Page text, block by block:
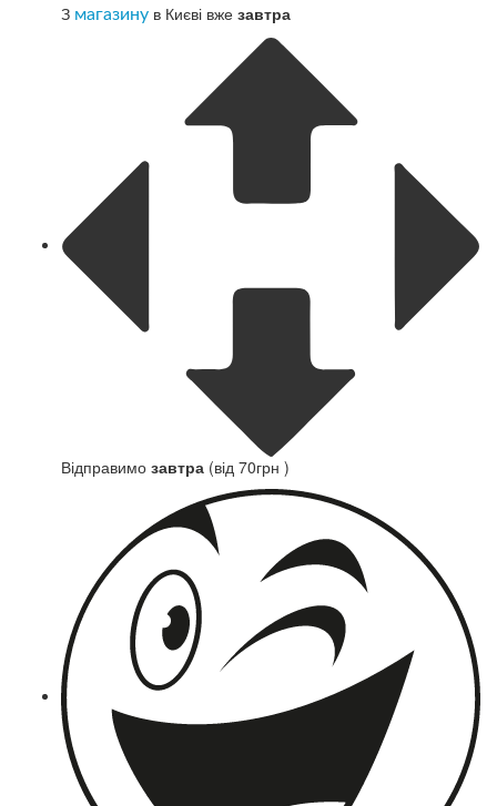
З магазину в Києві вже завтра
Відправимо завтра (від 70грн )